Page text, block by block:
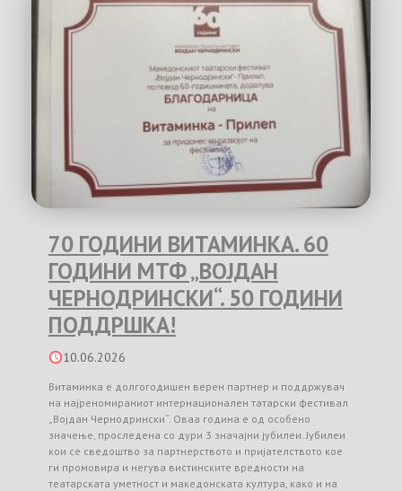
70 ГОДИНИ ВИТАМИНКА. 60
ГОДИНИ МТФ „ВОЈДАН
ЧЕРНОДРИНСКИ“. 50 ГОДИНИ
ПОДДРШКА!
10.06.2026
Витаминка е долгогодишен верен партнер и поддржувач
на најреномираниот интернационален татарски фестивал
„Војдан Чернодрински“. Оваа година е од особено
значење, проследена со дури 3 значајни јубилеи. Јубилеи
кои се сведоштво за партнерството и пријателството кое
ги промовира и негува вистинските вредности на
театарската уметност и македонската култура, како и на